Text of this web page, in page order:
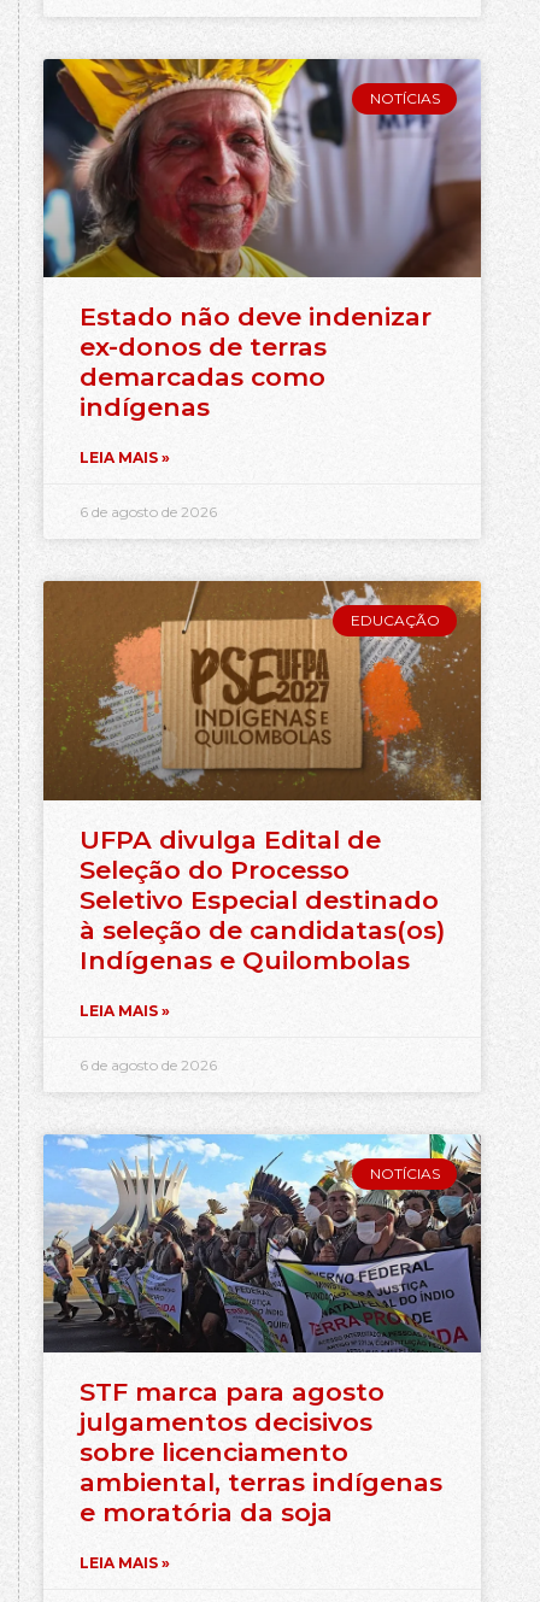
NOTÍCIAS
Estado não deve indenizar
ex-donos de terras
demarcadas como
indígenas
LEIA MAIS »
6 de agosto de 2026
EDUCAÇÃO
UFPA divulga Edital de
Seleção do Processo
Seletivo Especial destinado
à seleção de candidatas(os)
Indígenas e Quilombolas
LEIA MAIS »
6 de agosto de 2026
NOTÍCIAS
STF marca para agosto
julgamentos decisivos
sobre licenciamento
ambiental, terras indígenas
e moratória da soja
LEIA MAIS »